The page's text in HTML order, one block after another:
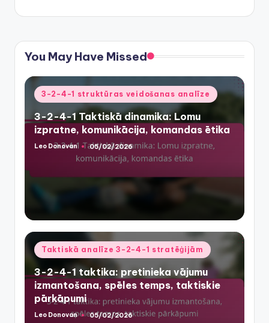
You May Have Missed
Posted
in
3-2-4-1 struktūras veidošanas analīze
3-2-4-1 Taktiskā dinamika: Lomu
izpratne, komunikācija, komandas ētika
Posted
Leo Donovan 05/02/2026
Posted
in
Taktiskā analīze 3-2-4-1 stratēģijām
3-2-4-1 taktika: pretinieka vājumu
izmantošana, spēles temps, taktiskie
pārkāpumi
Posted
Leo Donovan 05/02/2026